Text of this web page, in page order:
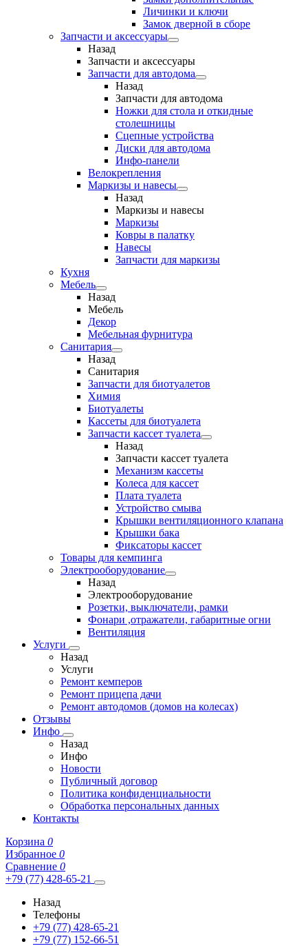
Личинки и ключи
Замок дверной в сборе
Запчасти и аксессуары
Назад
Запчасти и аксессуары
Запчасти для автодома
Назад
Запчасти для автодома
Ножки для стола и откидные
столешницы
Сцепные устройства
Диски для автодома
Инфо-панели
Велокрепления
Маркизы и навесы
Назад
Маркизы и навесы
Маркизы
Ковры в палатку
Навесы
Запчасти для маркизы
Кухня
Мебель
Назад
Мебель
Декор
Мебельная фурнитура
Санитария
Назад
Санитария
Запчасти для биотуалетов
Химия
Биотуалеты
Кассеты для биотуалета
Запчасти кассет туалета
Назад
Запчасти кассет туалета
Механизм кассеты
Колеса для кассет
Плата туалета
Устройство смыва
Крышки вентиляционного клапана
Крышки бака
Фиксаторы кассет
Товары для кемпинга
Электрооборудование
Назад
Электрооборудование
Розетки, выключатели, рамки
Фонари ,отражатели, габаритные огни
Вентиляция
Услуги
Назад
Услуги
Ремонт кемперов
Ремонт прицепа дачи
Ремонт автодомов (домов на колесах)
Отзывы
Инфо
Назад
Инфо
Новости
Публичный договор
Политика конфиденциальности
Обработка персональных данных
Контакты
Корзина 0
Избранное 0
Сравнение 0
+79 (77) 428-65-21
Назад
Телефоны
+79 (77) 428-65-21
+79 (77) 152-66-51